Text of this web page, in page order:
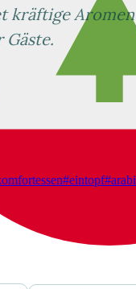
kräftige
Gäste.
#eintopf